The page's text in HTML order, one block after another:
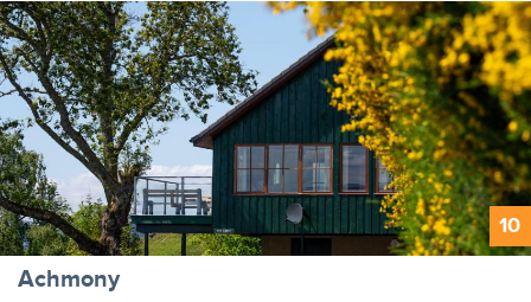
10
Achmony